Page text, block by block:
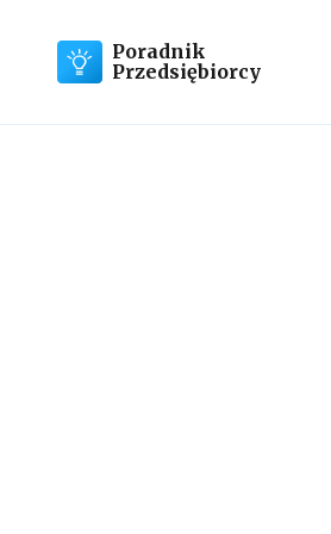
Poradnik
Przedsiębiorcy